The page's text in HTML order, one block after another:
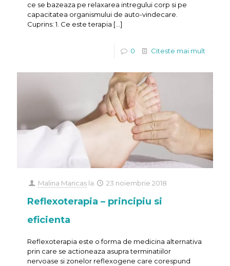
ce se bazeaza pe relaxarea intregului corp si pe
capacitatea organismului de auto-vindecare.
Cuprins: 1. Ce este terapia […]
0 Citeste mai mult
Malina Mancas la 23 noiembrie 2018
Reflexoterapia – principiu si
eficienta
Reflexoterapia este o forma de medicina alternativa
prin care se actioneaza asupra terminatiilor
nervoase si zonelor reflexogene care corespund